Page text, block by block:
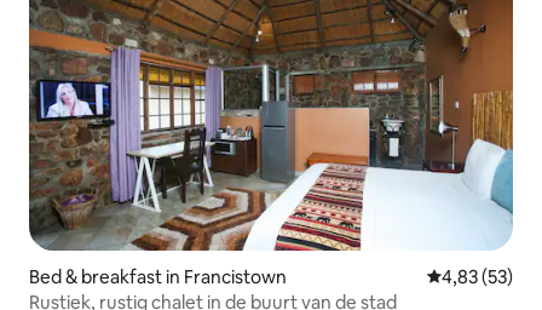
Bed & breakfast in Francistown Gemiddelde
4,83 (53)
Rustiek, rustig chalet in de buurt van de stad